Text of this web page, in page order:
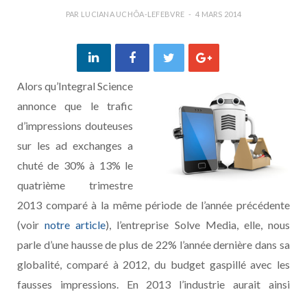
PAR LUCIANA UCHÔA-LEFEBVRE 4 MARS 2014
Alors qu’Integral Science
annonce que le trafic
d’impressions douteuses
sur les ad exchanges a
chuté de 30% à 13% le
quatrième trimestre
2013 comparé à la même période de l’année précédente
(voirnotre article), l’entreprise Solve Media, elle, nous
parle d’une hausse de plus de 22% l’année dernière dans sa
globalité, comparé à 2012, du budget gaspillé avec les
fausses impressions. En 2013 l’industrie aurait ainsi